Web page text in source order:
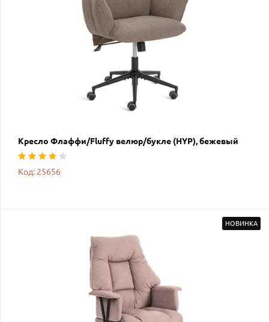
Кресло Флаффи/Fluffy велюр/букле (HYP), бежевый
Код: 25656
НОВИНКА